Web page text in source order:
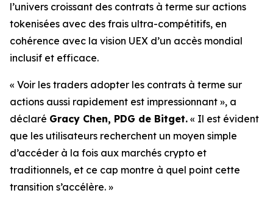
l’univers croissant des contrats à terme sur actions
tokenisées avec des frais ultra-compétitifs, en
cohérence avec la vision UEX d’un accès mondial
inclusif et efficace.
« Voir les traders adopter les contrats à terme sur
actions aussi rapidement est impressionnant », a
déclaré Gracy Chen, PDG de Bitget. « Il est évident
que les utilisateurs recherchent un moyen simple
d’accéder à la fois aux marchés crypto et
traditionnels, et ce cap montre à quel point cette
transition s’accélère. »